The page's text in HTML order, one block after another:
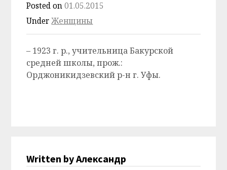
Posted on01.05.2015
UnderЖенщины
– 1923 г. р., учительница Бакурской
средней школы, прож.:
Орджоникидзевский р-н г. Уфы.
Written by Александр